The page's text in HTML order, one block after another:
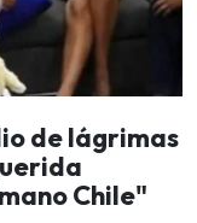
de lágrimas
Chile"